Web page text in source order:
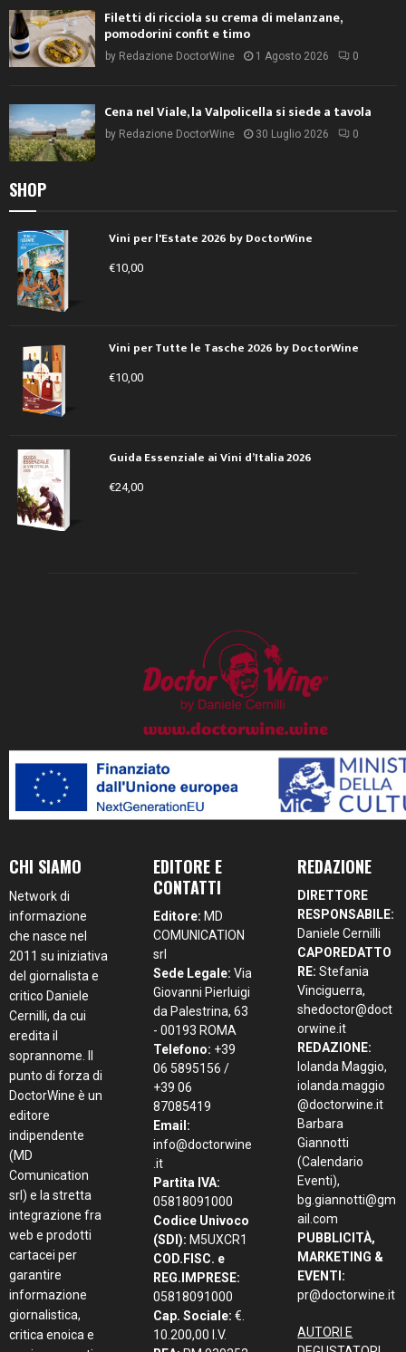
Filetti di ricciola su crema di melanzane,
pomodorini confit e timo
by Redazione DoctorWine 1 Agosto 2026 0
Cena nel Viale, la Valpolicella si siede a tavola
by Redazione DoctorWine 30 Luglio 2026 0
SHOP
Vini per l'Estate 2026 by DoctorWine
€10,00
Vini per Tutte le Tasche 2026 by DoctorWine
€10,00
Guida Essenziale ai Vini d’Italia 2026
€24,00
CHI SIAMO
Network di
informazione
che nasce nel
2011 su iniziativa
del giornalista e
critico Daniele
Cernilli, da cui
eredita il
soprannome. Il
punto di forza di
DoctorWine è un
editore
indipendente
(MD
Comunication
srl) e la stretta
integrazione fra
web e prodotti
cartacei per
garantire
informazione
giornalistica,
critica enoica e
EDITORE E
CONTATTI
Editore: MD
COMUNICATION
srl
Sede Legale: Via
Giovanni Pierluigi
da Palestrina, 63
- 00193 ROMA
Telefono: +39
06 5895156 /
+39 06
87085419
Email:
info@doctorwine
.it
Partita IVA:
05818091000
Codice Univoco
(SDI): M5UXCR1
COD.FISC. e
REG.IMPRESE:
05818091000
Cap. Sociale: €.
10.200,00 I.V.
REDAZIONE
DIRETTORE
RESPONSABILE:
Daniele Cernilli
CAPOREDATTO
RE: Stefania
Vinciguerra,
shedoctor@doct
orwine.it
REDAZIONE:
Iolanda Maggio,
iolanda.maggio
@doctorwine.it
Barbara
Giannotti
(Calendario
Eventi),
bg.giannotti@gm
ail.com
PUBBLICITÀ,
MARKETING &
EVENTI:
pr@doctorwine.it
AUTORI E